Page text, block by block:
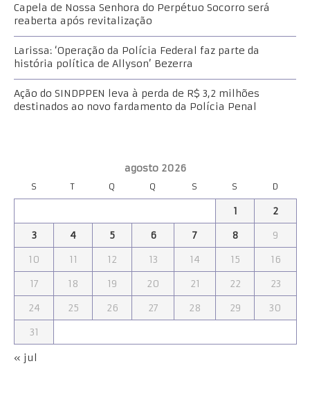
Capela de Nossa Senhora do Perpétuo Socorro será
reaberta após revitalização
Larissa: ‘Operação da Polícia Federal faz parte da
história política de Allyson’ Bezerra
Ação do SINDPPEN leva à perda de R$ 3,2 milhões
destinados ao novo fardamento da Polícia Penal
agosto 2026
S T Q Q S S D
1
2
3
4 5 6 7 8
9
10
11 12 13 14 15
16
17
18 19 20 21 22
23
24
25 26 27 28 29
30
31
« jul